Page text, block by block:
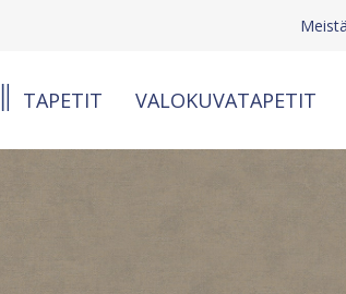
Meistä
TAPETIT VALOKUVATAPETIT